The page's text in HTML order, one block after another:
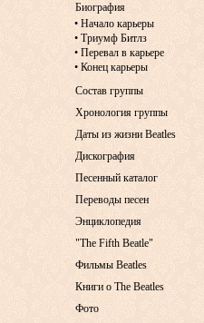
Биография
• Начало карьеры
• Триумф Битлз
• Перевал в карьере
• Конец карьеры
Состав группы
Хронология группы
Даты из жизни Beatles
Дискография
Песенный каталог
Переводы песен
Энциклопедия
"The Fifth Beatle"
Фильмы Beatles
Книги о The Beatles
Фото